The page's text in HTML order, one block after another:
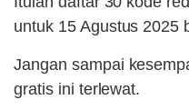
untuk 15 Agustus 2025
Jangan sampai
gratis ini terlewat.